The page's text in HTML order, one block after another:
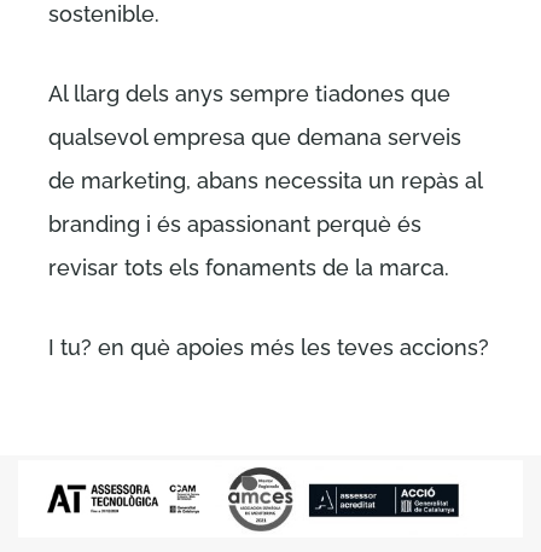
sostenible.
Al llarg dels anys sempre t¡adones que
qualsevol empresa que demana serveis
de marketing, abans necessita un repàs al
branding i és apassionant perquè és
revisar tots els fonaments de la marca.
I tu? en què apoies més les teves accions?